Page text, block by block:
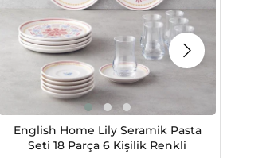
English Home Lily Seramik Pasta
Seti 18 Parça 6 Kişilik Renkli